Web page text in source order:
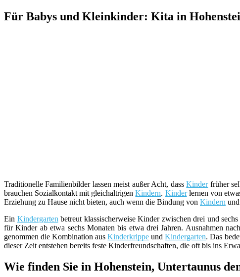
Für Babys und Kleinkinder: Kita in
Traditionelle Familienbilder lassen meist außer Acht, dassKinderfrüher
brauchen Sozialkontakt mit gleichaltrigenKindern. Kinderlernen von
Erziehung zu Hause nicht bieten, auch wenn die Bindung von Kindern
Ein Kindergarten betreut klassischerweise Kinder zwischen drei und
für Kinder ab etwa sechs Monaten bis etwa drei Jahren. Ausnahmen
genommen die Kombination ausKinderkrippe undKindergarten. Das
dieser Zeit entstehen bereits feste Kinderfreundschaften, die oft bis ins
Wie finden Sie in Hohenstein, Untertaunus